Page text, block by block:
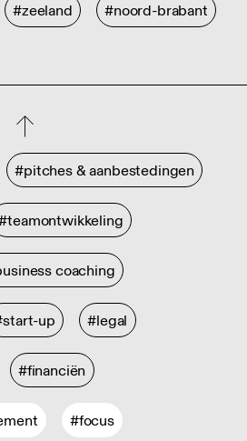
#zeeland #noord-brabant
#pitches & aanbestedingen
coaching
up #legal
#financiën
#focus